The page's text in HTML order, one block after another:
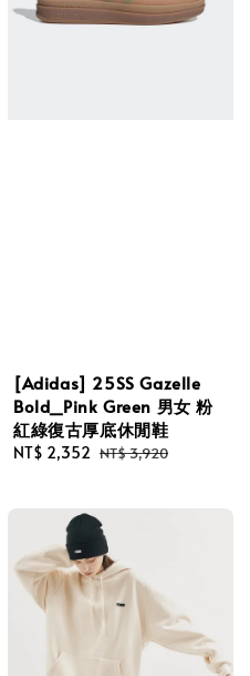
[Adidas] 25SS Gazelle
Bold_Pink Green 男女 粉
紅綠復古厚底休閒鞋
Sale
NT$ 2,352 Regular
NT$ 3,920